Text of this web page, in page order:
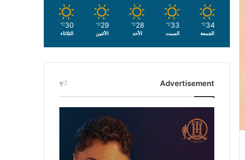
34
℃
الجمعة
33
℃
السبت
28
℃
الأحد
29
℃
الأثنين
30
℃
الثلاثاء
Advertisement